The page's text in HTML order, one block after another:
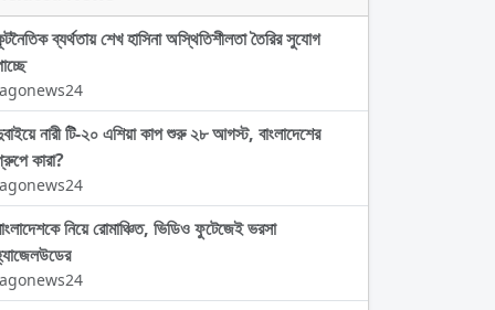
ব্যর্থতায় শেখ হাসিনা অস্থিতিশীলতা তৈরির সুযোগ
নারী টি-২০ এশিয়া কাপ শুরু ২৮ আগস্ট, বাংলাদেশের
কারা?
নিয়ে রোমাঞ্চিত, ভিডিও ফুটেজেই ভরসা